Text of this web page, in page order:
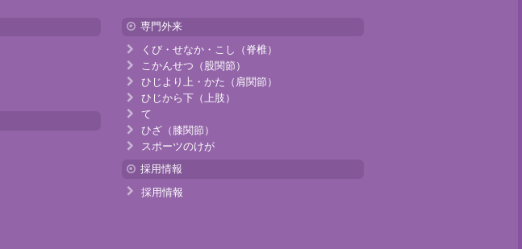
専門外来
くび・せなか・こし（脊椎）
こかんせつ（股関節）
ひじより上・かた（肩関節）
ひじから下（上肢）
て
ひざ（膝関節）
スポーツのけが
採用情報
採用情報